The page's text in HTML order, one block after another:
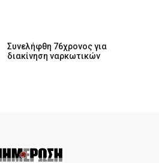
Συνελήφθη 76χρονος για
διακίνηση ναρκωτικών